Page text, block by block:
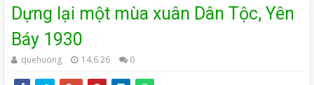
Dựng lại một mùa xuân Dân Tộc, Yên
Báy 1930
quehuong 14.6.26 0